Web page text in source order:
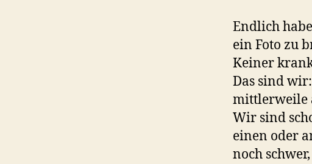
Endlich
ein Foto zu
Keiner
Das sind
mittlerweile
Wir sind
einen oder
noch